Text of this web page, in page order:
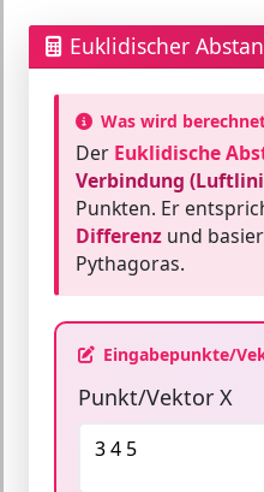
Euklidischer
Was wird
Der Euklidische
Verbindung
Punkten. Er
Differenz und
Pythagoras.
Eingabepunkte/
Punkt/Vektor X